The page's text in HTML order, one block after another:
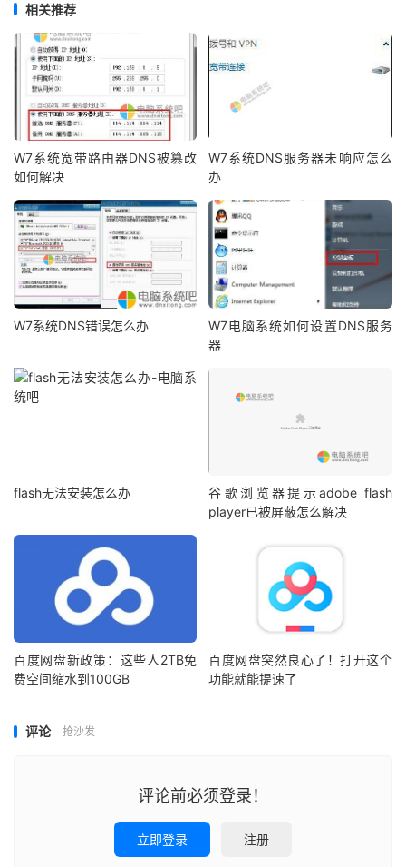
相关推荐
W7系统宽带路由器DNS被篡改
如何解决
W7系统DNS服务器未响应怎么
办
W7系统DNS错误怎么办
W7电脑系统如何设置DNS服务
器
flash无法安装怎么办
谷歌浏览器提示adobe flash
player已被屏蔽怎么解决
百度网盘新政策：这些人2TB免
费空间缩水到100GB
百度网盘突然良心了！打开这个
功能就能提速了
评论 抢沙发
评论前必须登录！
立即登录 注册